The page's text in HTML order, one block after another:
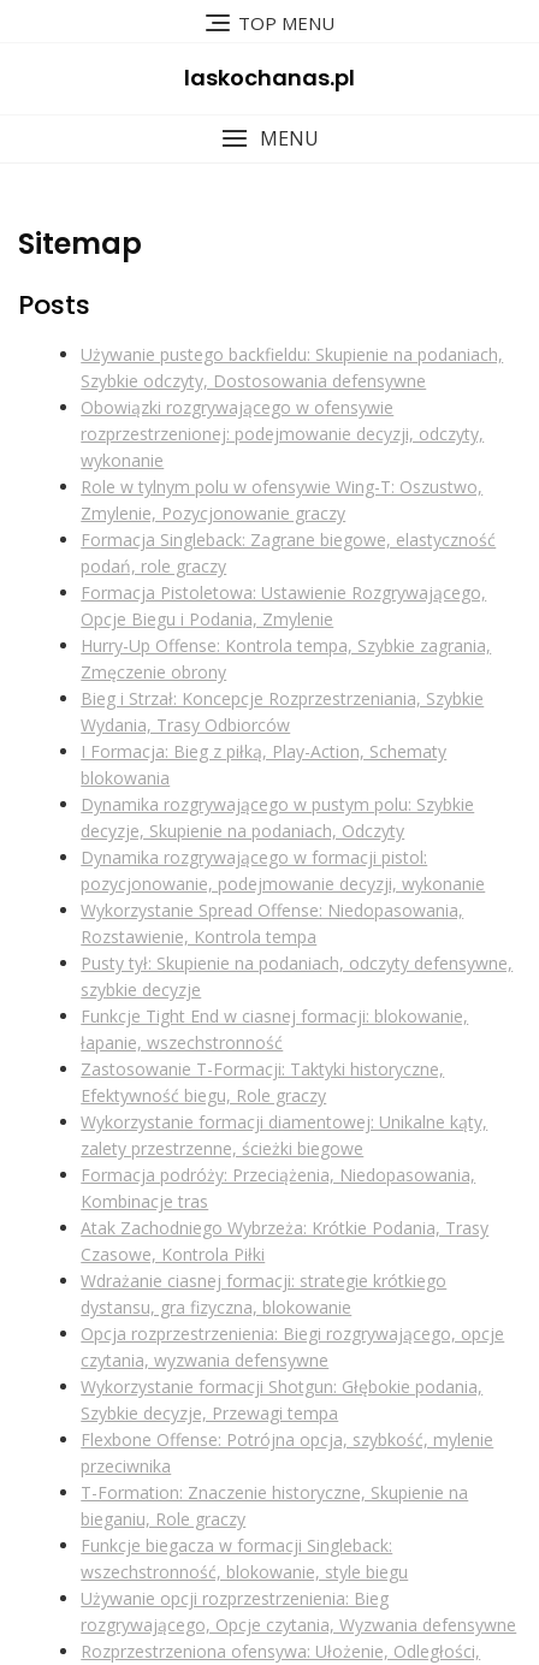
TOP MENU
laskochanas.pl
MENU
Sitemap
Posts
Używanie pustego backfieldu: Skupienie na podaniach,
Szybkie odczyty, Dostosowania defensywne
Obowiązki rozgrywającego w ofensywie
rozprzestrzenionej: podejmowanie decyzji, odczyty,
wykonanie
Role w tylnym polu w ofensywie Wing-T: Oszustwo,
Zmylenie, Pozycjonowanie graczy
Formacja Singleback: Zagrane biegowe, elastyczność
podań, role graczy
Formacja Pistoletowa: Ustawienie Rozgrywającego,
Opcje Biegu i Podania, Zmylenie
Hurry-Up Offense: Kontrola tempa, Szybkie zagrania,
Zmęczenie obrony
Bieg i Strzał: Koncepcje Rozprzestrzeniania, Szybkie
Wydania, Trasy Odbiorców
I Formacja: Bieg z piłką, Play-Action, Schematy
blokowania
Dynamika rozgrywającego w pustym polu: Szybkie
decyzje, Skupienie na podaniach, Odczyty
Dynamika rozgrywającego w formacji pistol:
pozycjonowanie, podejmowanie decyzji, wykonanie
Wykorzystanie Spread Offense: Niedopasowania,
Rozstawienie, Kontrola tempa
Pusty tył: Skupienie na podaniach, odczyty defensywne,
szybkie decyzje
Funkcje Tight End w ciasnej formacji: blokowanie,
łapanie, wszechstronność
Zastosowanie T-Formacji: Taktyki historyczne,
Efektywność biegu, Role graczy
Wykorzystanie formacji diamentowej: Unikalne kąty,
zalety przestrzenne, ścieżki biegowe
Formacja podróży: Przeciążenia, Niedopasowania,
Kombinacje tras
Atak Zachodniego Wybrzeża: Krótkie Podania, Trasy
Czasowe, Kontrola Piłki
Wdrażanie ciasnej formacji: strategie krótkiego
dystansu, gra fizyczna, blokowanie
Opcja rozprzestrzenienia: Biegi rozgrywającego, opcje
czytania, wyzwania defensywne
Wykorzystanie formacji Shotgun: Głębokie podania,
Szybkie decyzje, Przewagi tempa
Flexbone Offense: Potrójna opcja, szybkość, mylenie
przeciwnika
T-Formation: Znaczenie historyczne, Skupienie na
bieganiu, Role graczy
Funkcje biegacza w formacji Singleback:
wszechstronność, blokowanie, style biegu
Używanie opcji rozprzestrzenienia: Bieg
rozgrywającego, Opcje czytania, Wyzwania defensywne
Rozprzestrzeniona ofensywa: Ułożenie, Odległości,